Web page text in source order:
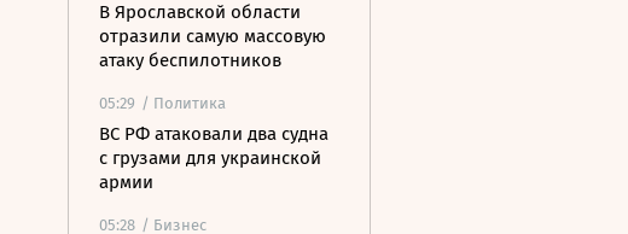
В Ярославской области
отразили самую массовую
атаку беспилотников
05:29 / Политика
ВС РФ атаковали два судна
с грузами для украинской
армии
05:28 / Бизнес